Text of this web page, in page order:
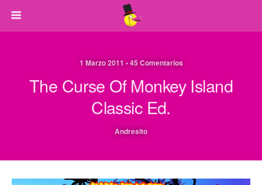
1 Marzo 2011 • 45 Comentarios
The Curse Of Monkey Island
Classic Ed.
Andresito